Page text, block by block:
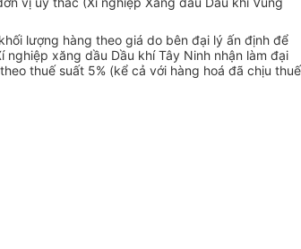
lượng hàng theo giá do bên đại lý ấn định để
xăng dầu Dầu khí Tây Ninh nhận làm đại
thuế suất 5% (kể cả với hàng hoá đã chịu thuế